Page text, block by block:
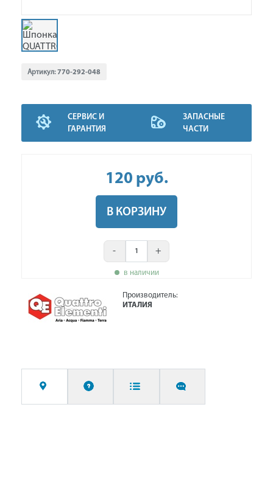
Артикул:770-292-048
СЕРВИС И
ГАРАНТИЯ
ЗАПАСНЫЕ
ЧАСТИ
120 руб.
В КОРЗИНУ
- +
в наличии
Производитель:
ИТАЛИЯ